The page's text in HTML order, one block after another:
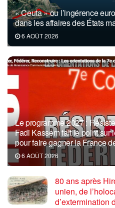
« Ceuta » ou l’ingérence
dans les affaires des États
6 AOÛT 2026
Le programme 2027 :
Fadi Kassem fait le point sur
pour faire gagner la France
6 AOÛT 2026
80 ans après
unien, de
d’extermination